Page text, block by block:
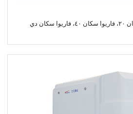
دي